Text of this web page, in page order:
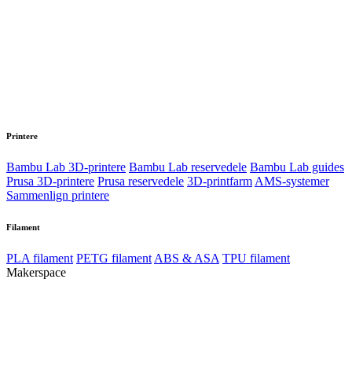
Printere
Bambu Lab 3D-printere Bambu Lab reservedele Bambu Lab guides
Prusa 3D-printere Prusa reservedele 3D-printfarm AMS-systemer
Sammenlign printere
Filament
PLA filament PETG filament ABS & ASA TPU filament
Makerspace